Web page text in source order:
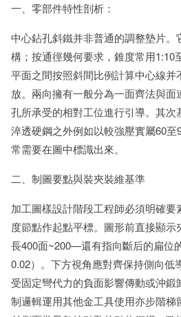
一、零部件特性剖析：
中心鉆孔斜鐵并非普通的調整墊片。
構；按通徑幾何要求，錐度常用1:10
平面之間按照斜間比例計算中心線并
放。兩向擁有一般分為一面齊法與
孔所承受的相對工位進行引導。其次
淬透硬鋼之外例如以較強壓實屬60
常需要在圖中標識出來。
二、制圖要點與裝夾裝維基準
加工圖樣設計階段工程師必須明確
度節點作起點平標。圖形前直接顯
長400面~200—還有指向斷后的扁位
0.02）。下方視角應對齊保持側向低
受固定彎代力的負面影響傳動或沖
制邏輯運用其他金工具使用亦步階